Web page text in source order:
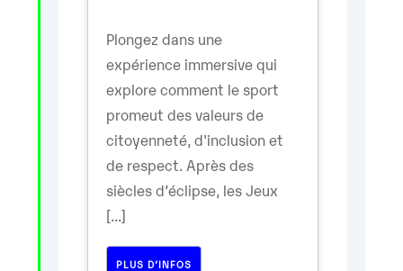
Plongez dans une
expérience immersive qui
explore comment le sport
promeut des valeurs de
citoyenneté, d'inclusion et
de respect. Après des
siècles d’éclipse, les Jeux
[...]
PLUS D’INFOS